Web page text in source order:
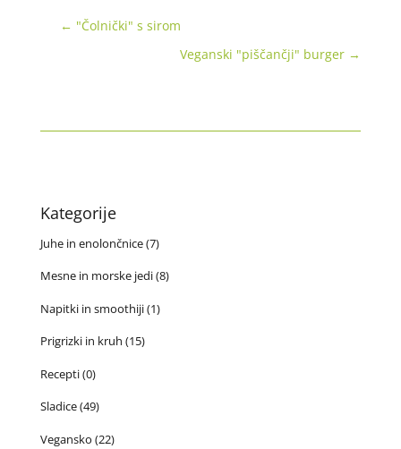
← "Čolnički" s sirom
Veganski "piščančji" burger →
Kategorije
Juhe in enolončnice(7)
Mesne in morske jedi(8)
Napitki in smoothiji(1)
Prigrizki in kruh (15)
Recepti(0)
Sladice(49)
Vegansko (22)